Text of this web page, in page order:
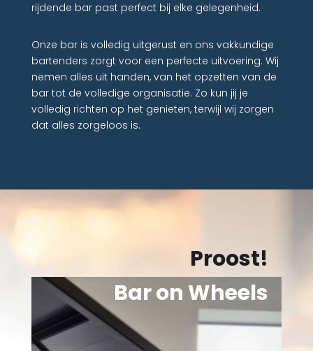
rijdende bar past perfect bij elke gelegenheid.
Onze bar is volledig uitgerust en ons vakkundige
bartenders zorgt voor een perfecte uitvoering. Wij
nemen alles uit handen, van het opzetten van de
bar tot de volledige organisatie. Zo kun jij je
volledig richten op het genieten, terwijl wij zorgen
dat alles zorgeloos is.
Proost!
Bar on Wheels